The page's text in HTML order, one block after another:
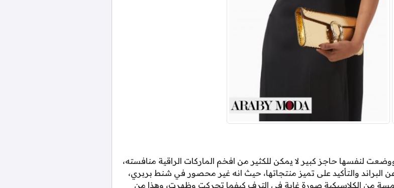
أن بدأت ماركة بربري في لندن بعام 1856 ووضعت لنفسها حاجز كبير لا يمكن للكثير من افخم الماركات الراقية منافسته،
والتأكيد على تميز منتجاتها، حيث انه غير محصور في شنط بربري،
من الكلاسيكية صورة غاية في الترف كيفما تحركت وظهرت، وهذا من